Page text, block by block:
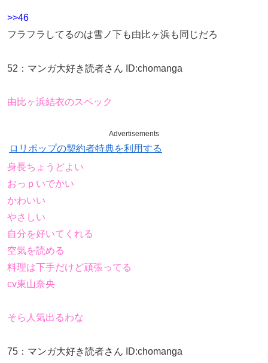
>>46
フラフラしてるのは雪ノ下も由比ヶ浜も同じだろ
52 ： マンガ大好き読者さん ID:chomanga
由比ヶ浜結衣のスペック
Advertisements
ロリポップの契約者特典を利用する
身長ちょうどよい
おっｐいでかい
かわいい
やさしい
自分を好いてくれる
空気を読める
料理は下手だけど頑張ってる
cv東山奈央
そら人気出るわな
75 ： マンガ大好き読者さん ID:chomanga